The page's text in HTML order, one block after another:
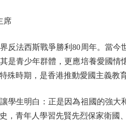
席
法西斯戰爭勝利80周年。當今
是青少年群體，更應培養愛國
殊時期，是香港推動愛國主義教
生明白：正是因為祖國的強大
，青年人學習先賢先烈保家衛國